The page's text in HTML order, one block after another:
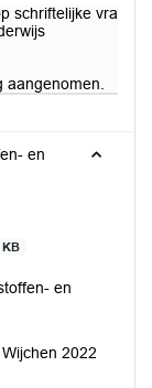
schriftelijke vragen
en
KB
en
2022